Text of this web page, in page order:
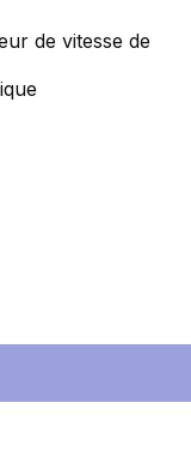
de vitesse de
la quantité